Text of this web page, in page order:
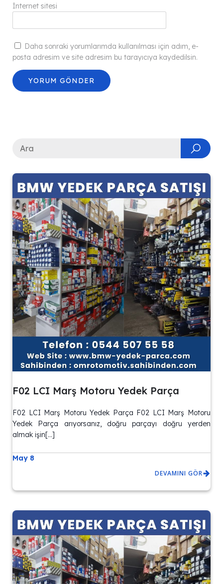
İnternet sitesi
Daha sonraki yorumlarımda kullanılması için adım, e-
posta adresim ve site adresim bu tarayıcıya kaydedilsin.
F02 LCI Marş Motoru Yedek Parça
F02 LCI Marş Motoru Yedek Parça F02 LCI Marş Motoru
Yedek Parça arıyorsanız, doğru parçayı doğru yerden
almak işin[…]
May 8
DEVAMINI GÖR